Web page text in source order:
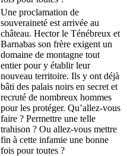
Une proclamation de
souveraineté est arrivée au
château. Hector le Ténébreux et
Barnabas son frère exigent un
domaine de montagne tout
entier pour y établir leur
nouveau territoire. Ils y ont déjà
bâti des palais noirs en secret et
recruté de nombreux hommes
pour les protéger. Qu’allez-vous
faire ? Permettre une telle
trahison ? Ou allez-vous mettre
fin à cette infamie une bonne
fois pour toutes ?